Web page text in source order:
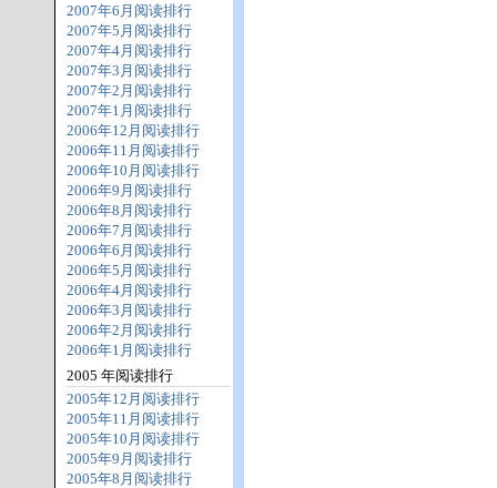
2007年6月阅读排行
2007年5月阅读排行
2007年4月阅读排行
2007年3月阅读排行
2007年2月阅读排行
2007年1月阅读排行
2006年12月阅读排行
2006年11月阅读排行
2006年10月阅读排行
2006年9月阅读排行
2006年8月阅读排行
2006年7月阅读排行
2006年6月阅读排行
2006年5月阅读排行
2006年4月阅读排行
2006年3月阅读排行
2006年2月阅读排行
2006年1月阅读排行
2005 年阅读排行
2005年12月阅读排行
2005年11月阅读排行
2005年10月阅读排行
2005年9月阅读排行
2005年8月阅读排行